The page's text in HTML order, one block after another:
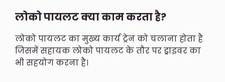
लोको पायलट क्या काम करता है?
लोको पायलट का मुख्य कार्य ट्रेन को चलाना होता है
जिसमें सहायक लोको पायलट के तौर पर ड्राइवर का
भी सहयोग करना है।